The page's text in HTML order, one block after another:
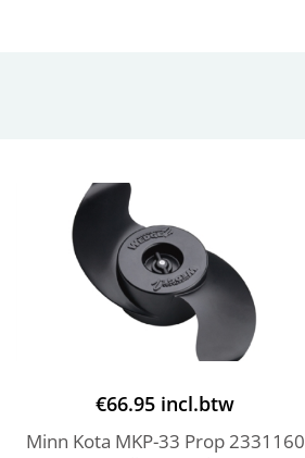
€66.95 incl.btw
Minn Kota MKP-33 Prop 2331160